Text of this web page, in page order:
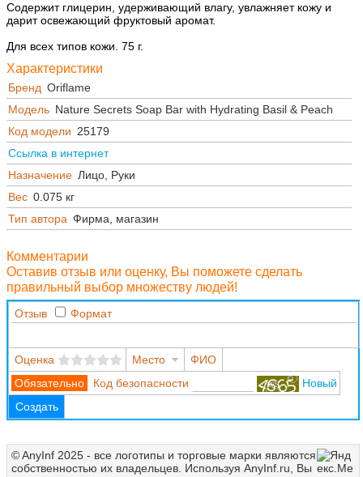
Содержит глицерин, удерживающий влагу, увлажняет кожу и
дарит освежающий фруктовый аромат.
Для всех типов кожи. 75 г.
Характеристики
Бренд Oriflame
Модель Nature Secrets Soap Bar with Hydrating Basil & Peach
Код модели 25179
Ссылка в интернет
Назначение Лицо, Руки
Вес 0.075 кг
Тип автора Фирма, магазин
Комментарии
Оставив отзыв или оценку, Вы поможете сделать
правильный выбор множеству людей!
Отзыв Формат
Оценка Место
ФИО
Код безопасности
Новый
Создать
© AnyInf 2025 - все логотипы и торговые марки являются
собственностью их владельцев. Используя AnyInf.ru, Вы